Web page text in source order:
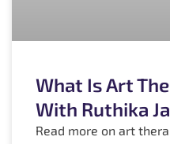
What Is Art
With Ruthika
Read more on art